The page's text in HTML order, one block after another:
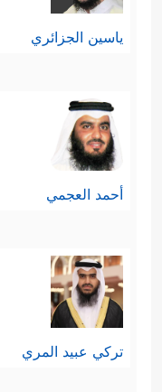
ياسين الجزائري
أحمد العجمي
تركي عبيد المري